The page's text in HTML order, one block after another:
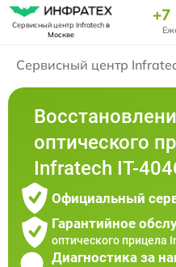
Сервисный центр Infratechв
Москве
+7
Сервисный центр
оптического
Infratech IT-
Официальный
Гарантийное
оптического прицела
Диагностика за